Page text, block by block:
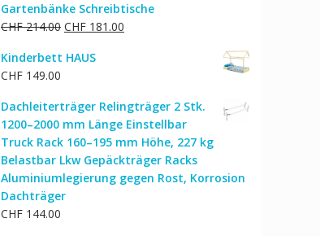
Gartenbänke Schreibtische
CHF214.00 Ursprünglicher
war:
CHF 181.00
Kinderbett HAUS
CHF 149.00
Dachleiterträger Relingträger 2 Stk.
1200–2000 mm Länge Einstellbar
Truck Rack 160–195 mm Höhe, 227 kg
Belastbar Lkw Gepäckträger Racks
Aluminiumlegierung gegen Rost, Korrosion
Dachträger
CHF 144.00